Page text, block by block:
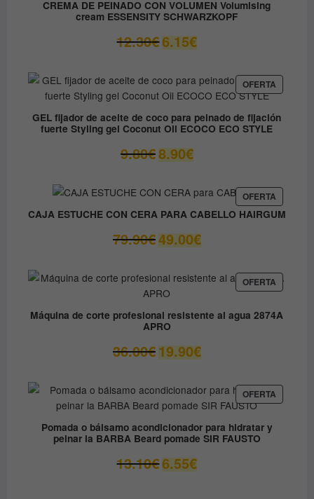
CREMA DE PEINADO CON VOLUMEN Volumising
cream ESSENSITY SCHWARZKOPF
12.30€El
precio
era:
12.30€.
6.15€El
precio
es:
6.15€.
OFERTA
EN
GEL fijador de aceite de coco para peinado de fijación
fuerte Styling gel Coconut Oil ECOCO ECO STYLE
9.80€ El
precio
era:
9.80€.
8.90€El
precio
es:
8.90€.
OFERTA
EN
OFERTA
CAJA ESTUCHE CON CERA PARA CABELLO HAIRGUM
79.90€ El
precio
era:
79.90€.
49.00€El
precio
es:
OFERTA
EN
Máquina de corte profesional resistente al agua 2874A
APRO
36.00€ El
precio
era:
36.00€.
19.90€El
precio
es:
19.90€.
OFERTA
EN
Pomada o bálsamo acondicionador para hidratar y
peinar la BARBA Beard pomade SIR FAUSTO
13.10€El
precio
6.55€El
precio